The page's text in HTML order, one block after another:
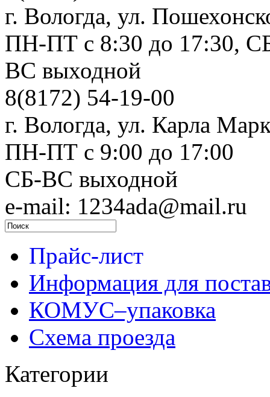
г. Вологда, ул.
ПН-ПТ c 8:30 до 17:30,
ВС выходной
8(8172) 54-19-00
г. Вологда, ул. Карла
ПН-ПТ c 9:00 до 17:00
СБ-ВС выходной
e-mail: 1234ada@mail.ru
Прайс-лист
Информация для
КОМУС–упаковка
Схема проезда
Категории